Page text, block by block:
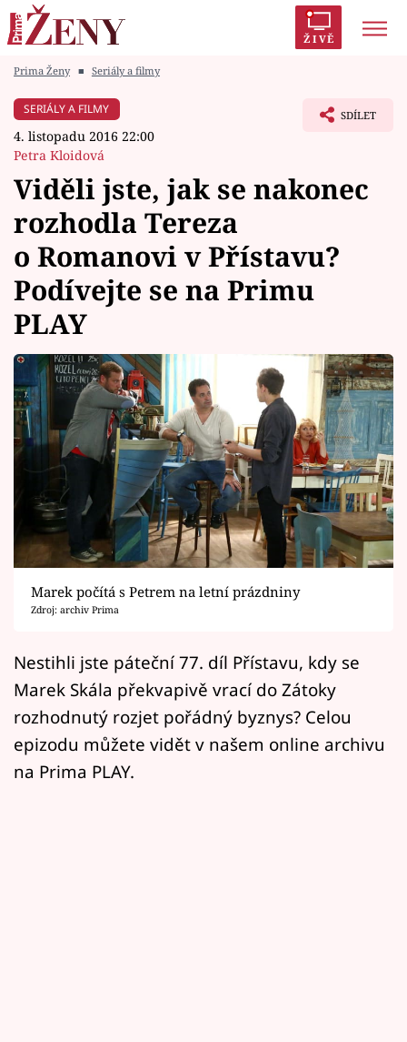
ŽIVĚ
Módní alarm
Témata
Celebrity
Vztahy
Seriály
Horoskopy
Sledujte prima+
Filmový festival Karlovy Vary
Pořady
Mámy sobě
Sledujte nás
Prima Ženy ■ Seriály a filmy
SERIÁLY A FILMY
4. listopadu 2016 22:00
Petra Kloidová
SDÍLET
Viděli jste, jak se nakonec
rozhodla Tereza
o Romanovi v Přístavu?
Podívejte se na Primu
PLAY
Marek počítá s Petrem na letní prázdniny
Zdroj: archiv Prima
Nestihli jste páteční 77. díl Přístavu, kdy se
Marek Skála překvapivě vrací do Zátoky
rozhodnutý rozjet pořádný byznys? Celou
epizodu můžete vidět v našem online archivu
na Prima PLAY.